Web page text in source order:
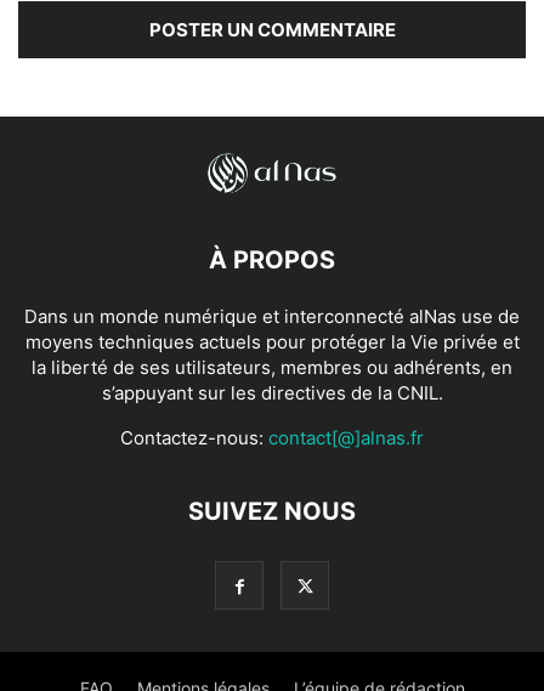
À PROPOS
Dans un monde numérique et interconnecté alNas use de
moyens techniques actuels pour protéger la Vie privée et
la liberté de ses utilisateurs, membres ou adhérents, en
s’appuyant sur les directives de la CNIL.
Contactez-nous: contact[@]alnas.fr
SUIVEZ NOUS